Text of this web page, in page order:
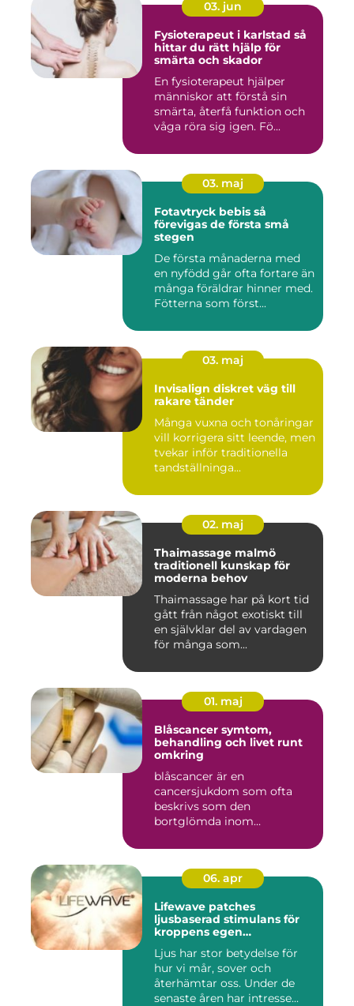
03. jun
Fysioterapeut i karlstad så
hittar du rätt hjälp för
smärta och skador
En fysioterapeut hjälper
människor att förstå sin
smärta, återfå funktion och
våga röra sig igen. Fö...
03. maj
Fotavtryck bebis så
förevigas de första små
stegen
De första månaderna med
en nyfödd går ofta fortare än
många föräldrar hinner med.
Fötterna som först...
03. maj
Invisalign diskret väg till
rakare tänder
Många vuxna och tonåringar
vill korrigera sitt leende, men
tvekar inför traditionella
tandställninga...
02. maj
Thaimassage malmö
traditionell kunskap för
moderna behov
Thaimassage har på kort tid
gått från något exotiskt till
en självklar del av vardagen
för många som...
01. maj
Blåscancer symtom,
behandling och livet runt
omkring
blåscancer är en
cancersjukdom som ofta
beskrivs som den
bortglömda inom
06. apr
Lifewave patches
ljusbaserad stimulans för
kroppens egen
Ljus har stor betydelse för
hur vi mår, sover och
återhämtar oss. Under de
senaste åren har intresse...